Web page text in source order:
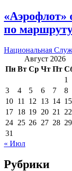
по
Национальная
Август 2026
Пн Вт Ср Чт Пт
1
3
4 5 6 7 8
10 11 12 13 14 15
17 18 19 20 21 22
24 25 26 27 28 29
31
« Июл
Рубрики